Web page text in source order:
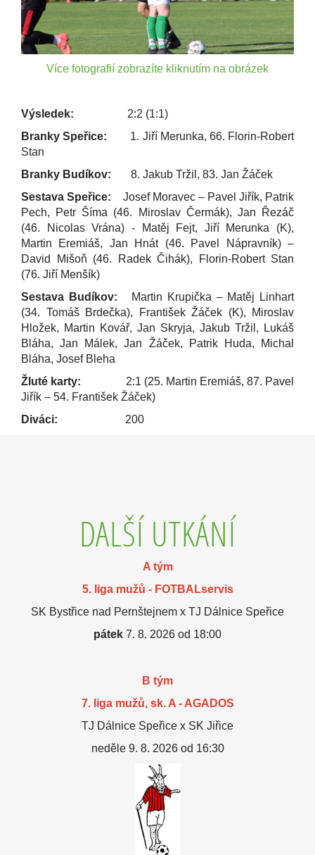
Více fotografií zobrazíte kliknutím na obrázek
Výsledek: 2:2 (1:1)
Branky Speřice: 1. Jiří Merunka, 66. Florin-Robert
Stan
Branky Budíkov: 8. Jakub Tržil, 83. Jan Žáček
Sestava Speřice: Josef Moravec – Pavel Jiřík, Patrik
Pech, Petr Šíma (46. Miroslav Čermák), Jan Řezáč
(46. Nicolas Vrána) - Matěj Fejt, Jiří Merunka (K),
Martin Eremiáš, Jan Hnát (46. Pavel Nápravník) –
David Mišoň (46. Radek Čihák), Florin-Robert Stan
(76. Jiří Menšík)
Sestava Budíkov: Martin Krupička – Matěj Linhart
(34. Tomáš Brdečka), František Žáček (K), Miroslav
Hložek, Martin Kovář, Jan Skryja, Jakub Tržil, Lukáš
Bláha, Jan Málek, Jan Žáček, Patrik Huda, Michal
Bláha, Josef Bleha
Žluté karty: 2:1 (25. Martin Eremiáš, 87. Pavel
Jiřík – 54. František Žáček)
Diváci: 200
DALŠÍ UTKÁNÍ
A tým
5. liga mužů - FOTBALservis
SK Bystřice nad Pernštejnem x TJ Dálnice Speřice
pátek 7. 8. 2026 od 18:00
B tým
7. liga mužů, sk. A - AGADOS
TJ Dálnice Speřice x SK Jiřice
neděle 9. 8. 2026 od 16:30